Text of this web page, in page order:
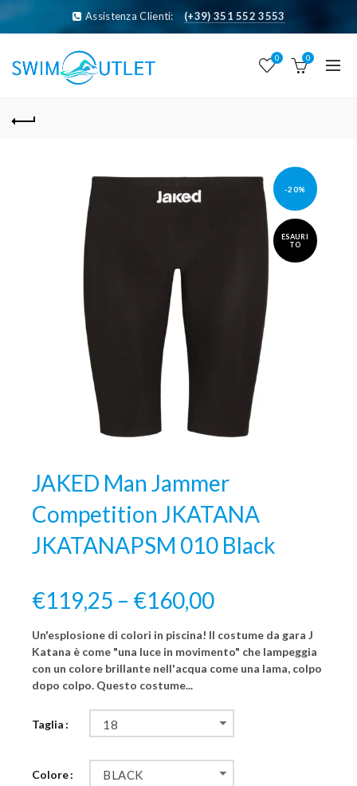
Assistenza Clienti: (+39) 351 552 3553
0 0
-20%
ESAURI
TO
JAKED Man Jammer
Competition JKATANA
JKATANAPSM 010 Black
€119,25 – €160,00
Un'esplosione di colori in piscina! Il costume da gara J
Katana è come "una luce in movimento" che lampeggia
con un colore brillante nell'acqua come una lama, colpo
dopo colpo. Questo costume...
Taglia 18
Colore BLACK